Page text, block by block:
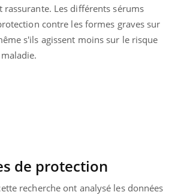
rassurante. Les différents sérums
contre les formes graves sur
s'ils agissent moins sur le risque
de protection
recherche ont analysé les données